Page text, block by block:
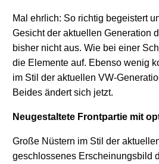
Mal ehrlich: So richtig begeistert
Gesicht der aktuellen Generation
bisher nicht aus. Wie bei einer
die Elemente auf. Ebenso wenig
im Stil der aktuellen VW-
Beides ändert sich jetzt.
Neugestaltete Frontpartie mit
Große Nüstern im Stil der
geschlossenes Erscheinungsbild